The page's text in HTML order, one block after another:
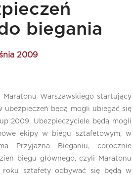
biegania
2009
Warszawskiego startujący
ubezpieczeń będą mogli ubiegać się
2009. Ubezpieczyciele będą mogli
ekipy w biegu sztafetowym, w
Przyjazna Bieganiu, corocznie
biegu głównego, czyli Maratonu
roku sztafety odbywać się będą w